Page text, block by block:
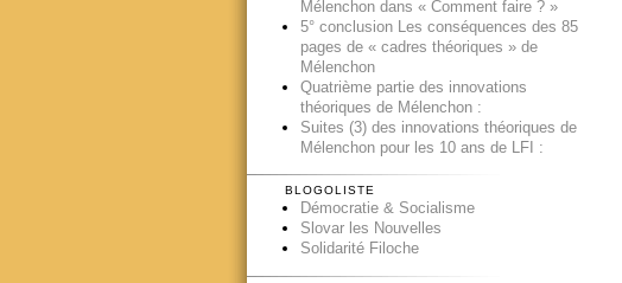
Mélenchon dans « Comment faire ? »
5° conclusion Les conséquences des 85
pages de « cadres théoriques » de
Mélenchon
Quatrième partie des innovations
théoriques de Mélenchon :
Suites (3) des innovations théoriques de
Mélenchon pour les 10 ans de LFI :
BLOGOLISTE
Démocratie & Socialisme
Slovar les Nouvelles
Solidarité Filoche